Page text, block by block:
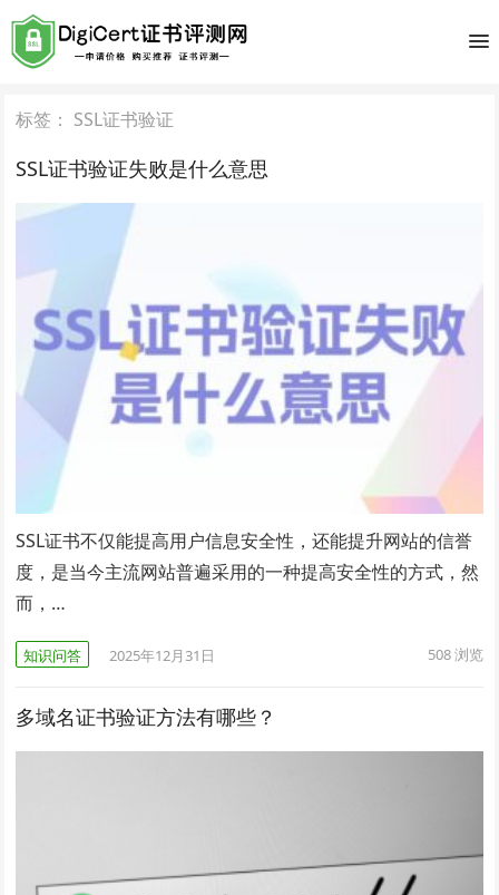
标签： SSL证书验证
SSL证书验证失败是什么意思
SSL证书不仅能提高用户信息安全性，还能提升网站的信誉
度，是当今主流网站普遍采用的一种提高安全性的方式，然
而，…
知识问答 2025年12月31日 508浏览
多域名证书验证方法有哪些？